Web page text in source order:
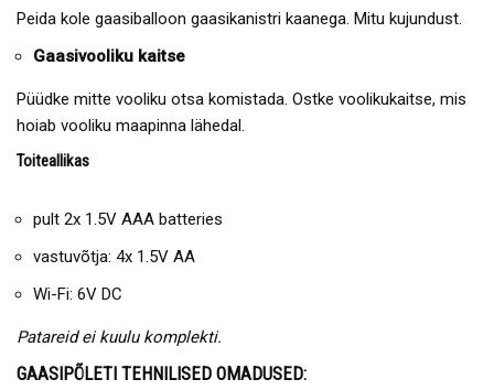
Peida kole gaasiballoon gaasikanistri kaanega. Mitu kujundust.
Gaasivooliku kaitse
Püüdke mitte vooliku otsa komistada. Ostke voolikukaitse, mis
hoiab vooliku maapinna lähedal.
Toiteallikas
pult 2x 1.5V AAA batteries
vastuvõtja: 4x 1.5V AA
Wi-Fi: 6V DC
Patareid ei kuulu komplekti.
GAASIPÕLETI TEHNILISED OMADUSED: